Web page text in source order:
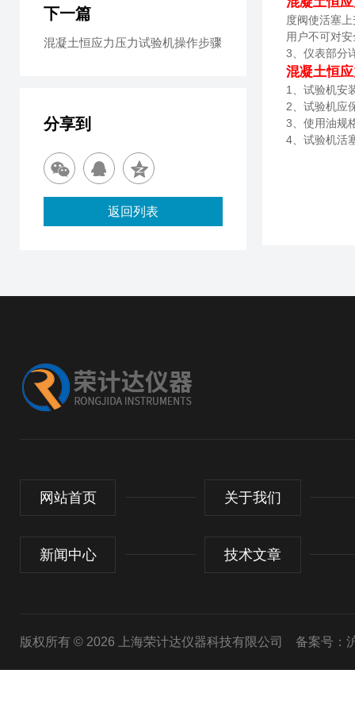
度阀使活塞
用户不可对
3、仪表部分
混凝土恒
1
、试验机
2 、试验机
3 、使用油规
4 、试验机
下一篇
混凝土恒应力压力试验机操作步骤
分享到
返回列表
网站首页 关于我们
新闻中心 技术文章
版权所有 © 2026 上海荣计达仪器科技有限公司 备案号：